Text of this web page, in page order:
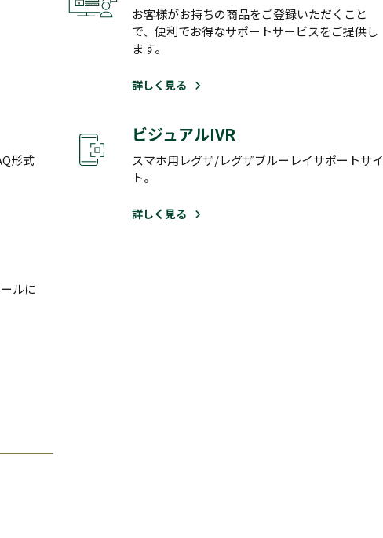
お客様がお持ちの商品をご登録いただくこと
で、便利でお得なサポートサービスをご提供し
ます。
詳しく見る
形式
ビジュアルIVR
スマホ用レグザ/レグザブルーレイサポートサイ
ト。
詳しく見る
ルに